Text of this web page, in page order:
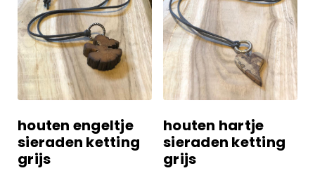
houten engeltje
sieraden ketting
grijs
houten hartje
sieraden ketting
grijs